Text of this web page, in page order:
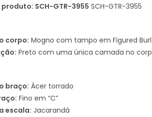
SCH-GTR-3955 SCH-GTR-3955
corpo: Mogno com tampo em Figured Burl
Preto com uma única camada no
braço: Ácer torrado
Fino em “C”
escala: Jacarandá